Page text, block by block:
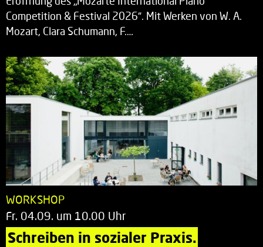
Competition & Festival 2026“. Mit Werken von W. A.
Mozart, Clara Schumann, F.…
WORKSHOP
Fr. 04.09. um 10.00 Uhr
Schreiben in sozialer Praxis.